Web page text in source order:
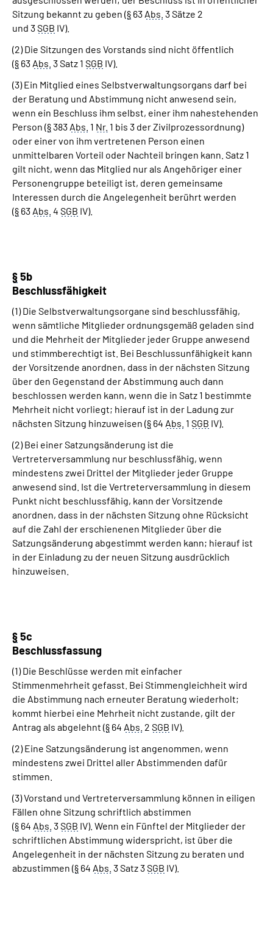
Sitzung bekannt zu geben (§ 63 Abs. 3 Sätze 2
und 3SGB IV).
(2) Die Sitzungen des Vorstands sind nicht öffentlich
(§ 63 Abs. 3 Satz 1 SGB IV).
(3) Ein Mitglied eines Selbstverwaltungsorgans darf bei
der Beratung und Abstimmung nicht anwesend sein,
wenn ein Beschluss ihm selbst, einer ihm nahestehenden
Person (§383 Abs. 1 Nr. 1 bis 3 der Zivilprozessordnung)
oder einer von ihm vertretenen Person einen
unmittelbaren Vorteil oder Nachteil bringen kann. Satz 1
gilt nicht, wenn das Mitglied nur als Angehöriger einer
Personengruppe beteiligt ist, deren gemeinsame
Interessen durch die Angelegenheit berührt werden
(§ 63 Abs. 4 SGB IV).
§5b
Beschlussfähigkeit
(1) Die Selbstverwaltungsorgane sind beschlussfähig,
wenn sämtliche Mitglieder ordnungsgemäß geladen sind
und die Mehrheit der Mitglieder jeder Gruppe anwesend
und stimmberechtigt ist. Bei Beschlussunfähigkeit kann
der Vorsitzende anordnen, dass in der nächsten Sitzung
über den Gegenstand der Abstimmung auch dann
beschlossen werden kann, wenn die in Satz 1 bestimmte
Mehrheit nicht vorliegt; hierauf ist in der Ladung zur
nächsten Sitzung hinzuweisen (§ 64 Abs. 1 SGB IV).
(2) Bei einer Satzungsänderung ist die
Vertreterversammlung nur beschlussfähig, wenn
mindestens zwei Drittel der Mitglieder jeder Gruppe
anwesend sind. Ist die Vertreterversammlung in diesem
Punkt nicht beschlussfähig, kann der Vorsitzende
anordnen, dass in der nächsten Sitzung ohne Rücksicht
auf die Zahl der erschienenen Mitglieder über die
Satzungsänderung abgestimmt werden kann; hierauf ist
in der Einladung zu der neuen Sitzung ausdrücklich
hinzuweisen.
§5c
Beschlussfassung
(1) Die Beschlüsse werden mit einfacher
Stimmenmehrheit gefasst. Bei Stimmengleichheit wird
die Abstimmung nach erneuter Beratung wiederholt;
kommt hierbei eine Mehrheit nicht zustande, gilt der
Antrag als abgelehnt (§ 64 Abs. 2 SGB IV).
(2) Eine Satzungsänderung ist angenommen, wenn
mindestens zwei Drittel aller Abstimmenden dafür
stimmen.
(3) Vorstand und Vertreterversammlung können in eiligen
Fällen ohne Sitzung schriftlich abstimmen
(§ 64 Abs. 3SGB IV). Wenn ein Fünftel der Mitglieder der
schriftlichen Abstimmung widerspricht, ist über die
Angelegenheit in der nächsten Sitzung zu beraten und
abzustimmen (§ 64 Abs. 3 Satz 3SGB IV).